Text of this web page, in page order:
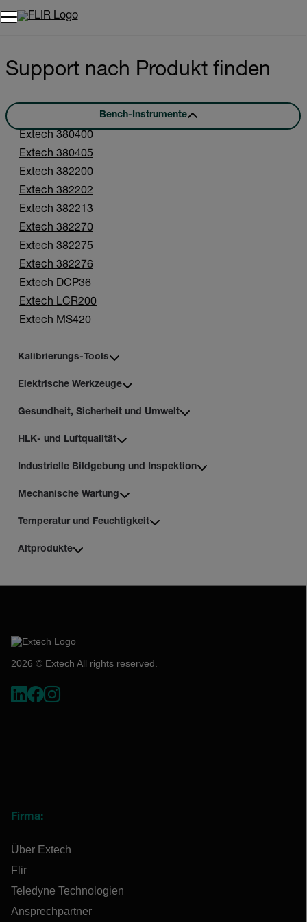
Unread messages
Entfernen
Elemente
Element
In den Warenkorb
Im Warenkorb
Support nach Produkt finden
Bench-Instrumente
Extech 380400
Extech 380405
Extech 382200
Extech 382202
Extech 382213
Extech 382270
Extech 382275
Extech 382276
Extech DCP36
Extech LCR200
Extech MS420
Kalibrierungs-Tools
Elektrische Werkzeuge
Gesundheit, Sicherheit und Umwelt
HLK- und Luftqualität
Industrielle Bildgebung und Inspektion
Mechanische Wartung
Temperatur und Feuchtigkeit
Altprodukte
2026 © Extech All rights reserved.
Firma:
Über Extech
Flir
Teledyne Technologien
Ansprechpartner